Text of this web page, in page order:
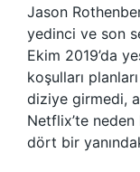
Jason
yedinci ve son
Ekim 2019’da
koşulları
diziye girmedi,
Netflix’te
dört bir